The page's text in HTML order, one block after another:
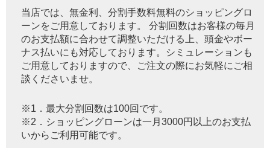
当店では、無金利、分割手数料無料のショッピングロ
ーンをご用意しております。 分割回数はお客様の毎月
のお支払額に合わせて調整いただける上、頭金やボー
ナス払いにも対応しております。シミュレーションも
ご用意しておりますので、ご注文の際にお気軽にご相
談くださいませ。
※1．最大分割回数は100回です。
※2．ショッピングローンは一月3000円以上のお支払
いからご利用可能です。